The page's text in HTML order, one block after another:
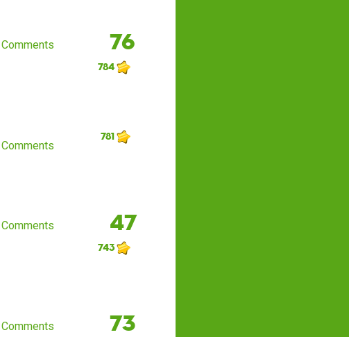
Comments 76
784
Comments
781
Comments 47
743
Comments 73